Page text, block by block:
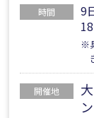
時間
9
※
開催地